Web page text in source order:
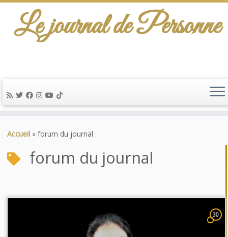
au
Le journal de Personne
Accueil » forum du journal
forum du journal
30